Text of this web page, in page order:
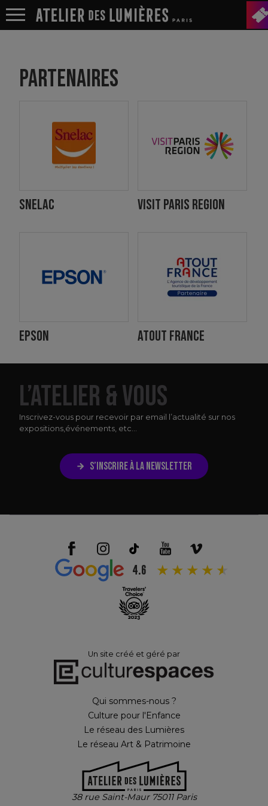
PARTENAIRES
SNELAC VISIT PARIS REGION
EPSON ATOUT FRANCE
L’ATELIER & VOUS
Inscrivez-vous pour recevoir par email l’actualité sur nos
expositions,événements, etc...
S’INSCRIRE À LA NEWSLETTER
4.6
Un site créé et géré par
Qui sommes-nous ?
Culture pour l'Enfance
Le réseau des Lumières
Le réseau Art & Patrimoine
38 rue Saint-Maur 75011 Paris